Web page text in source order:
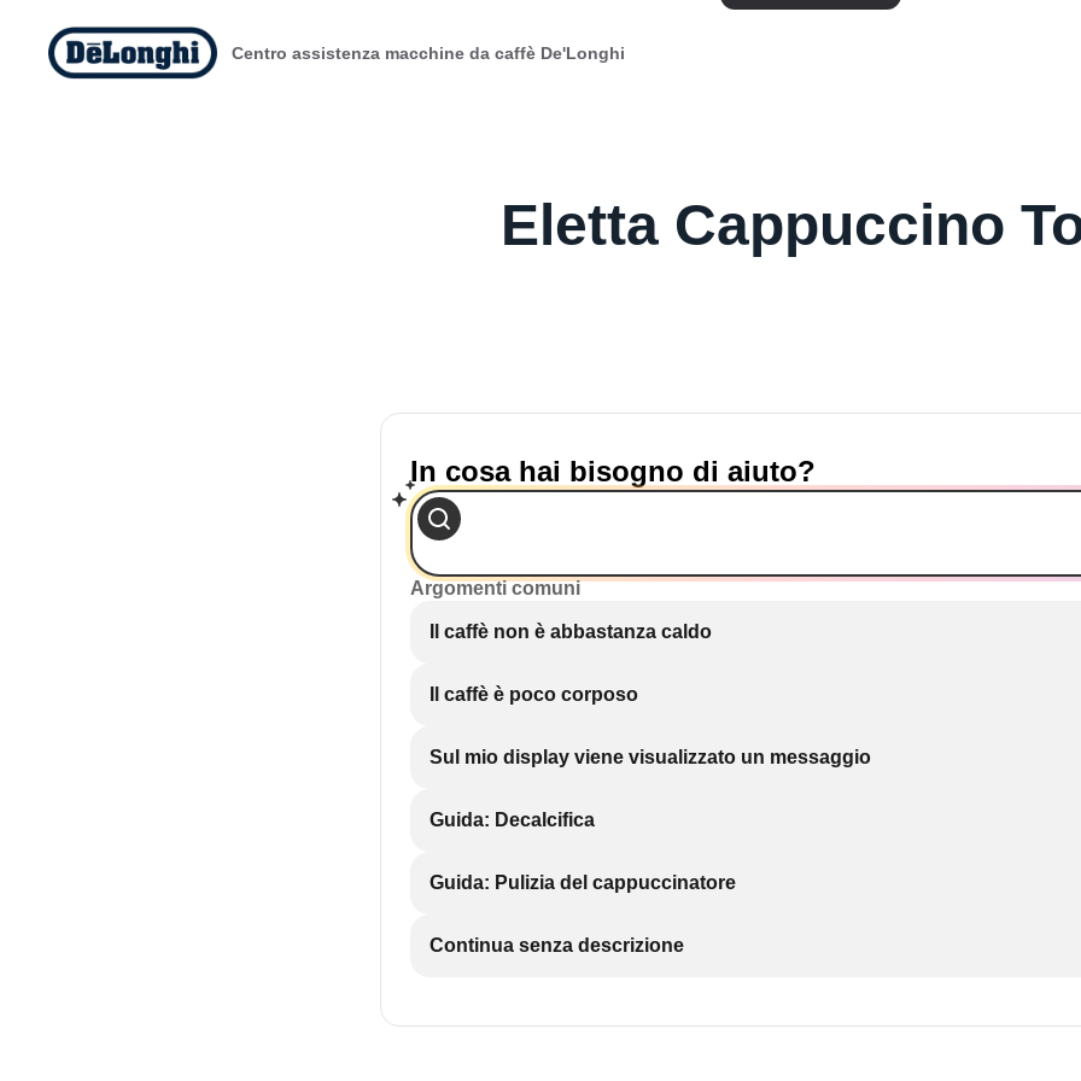
Centro assistenza macchine da caffè De'Longhi
Eletta Cappuccino
In cosa hai bisogno di aiuto?
Argomenti comuni
Il caffè non è abbastanza caldo
Il caffè è poco corposo
Sul mio display viene visualizzato un messaggio
Guida: Decalcifica
Guida: Pulizia del cappuccinatore
Continua senza descrizione